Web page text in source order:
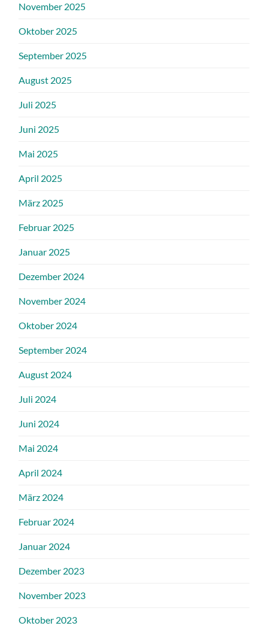
November 2025
Oktober 2025
September 2025
August 2025
Juli 2025
Juni 2025
Mai 2025
April 2025
März 2025
Februar 2025
Januar 2025
Dezember 2024
November 2024
Oktober 2024
September 2024
August 2024
Juli 2024
Juni 2024
Mai 2024
April 2024
März 2024
Februar 2024
Januar 2024
Dezember 2023
November 2023
Oktober 2023